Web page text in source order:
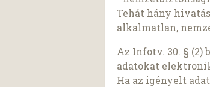
Tehát hány
alkalmatlan,
Az Infotv. 30. § (2)
adatokat
Ha az igényelt